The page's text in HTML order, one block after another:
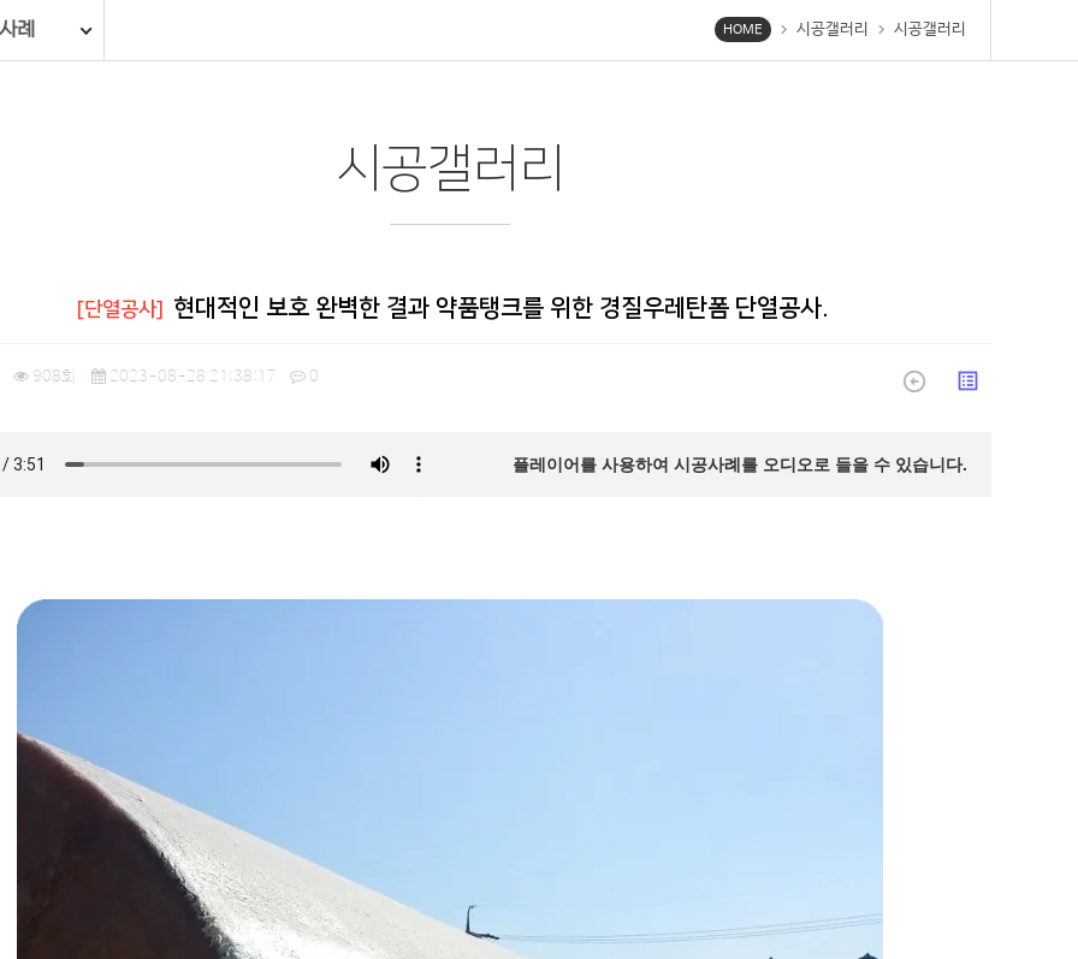
례 HOME chevron_right 시공갤러리 chevron_right 시공갤러리
시공갤러리
[단열공사] 현대적인 보호 완벽한 결과 약품탱크를 위한 경질우레탄폼 단열공사.
908회 2023-08-28 21:38:17 0 arrow_circle_up list_alt
플레이어를 사용하여 시공사례를 오디오로 들을 수 있습니다.